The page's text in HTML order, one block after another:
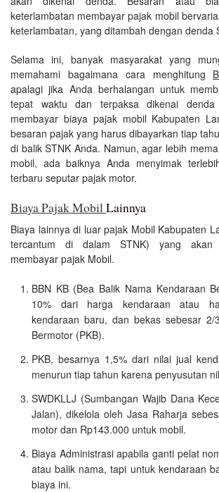
keterlambatan membayar pajak mobil
keterlambatan, yang ditambah dengan denda
Selama ini, banyak masyarakat yang
memahami bagaimana cara menghitung
apalagi jika Anda berhalangan untuk
tepat waktu dan terpaksa dikenai denda
membayar biaya pajak mobil Kabupaten
besaran pajak yang harus dibayarkan tiap
di balik STNK Anda. Namun, agar lebih
mobil, ada baiknya Anda menyimak
terbaru seputar pajak motor.
Biaya Pajak MobilLainnya
Biaya lainnya di luar pajak Mobil Kabupaten
tercantum di dalam STNK) yang akan
membayar pajak Mobil.
BBN KB (Bea Balik Nama Kendaraan
10% dari harga kendaraan atau
kendaraan baru, dan bekas sebesar 2/
Bermotor (PKB).
PKB, besarnya 1,5% dari nilai jual
menurun tiap tahun karena penyusutan
SWDKLLJ (Sumbangan Wajib Dana
Jalan), dikelola oleh Jasa Raharja
motor dan Rp143.000 untuk mobil.
Biaya Administrasi apabila ganti pelat
atau balik nama, tapi untuk kendaraan
biaya ini.